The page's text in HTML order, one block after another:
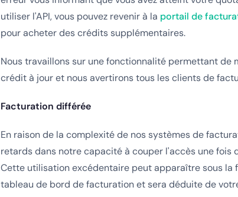
utiliser l'API, vous pouvez revenir à la portail de
pour acheter des crédits supplémentaires.
Nous travaillons sur une fonctionnalité permettant
crédit à jour et nous avertirons tous les clients de
Facturation différée
En raison de la complexité de nos systèmes de
retards dans notre capacité à couper l'accès une fois
Cette utilisation excédentaire peut apparaître sous
tableau de bord de facturation et sera déduite de